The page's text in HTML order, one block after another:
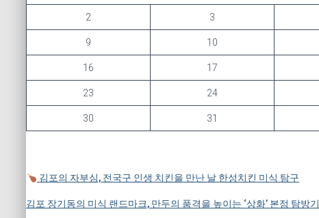
2 3
9 10
16 17
23 24
30
31
김포의 자부심, 전국구 인생 치킨을 만난 날 한성치킨 미식 탐구
김포 장기동의 미식 랜드마크, 만두의 품격을 높이는 ‘상화’ 본점 탐방기